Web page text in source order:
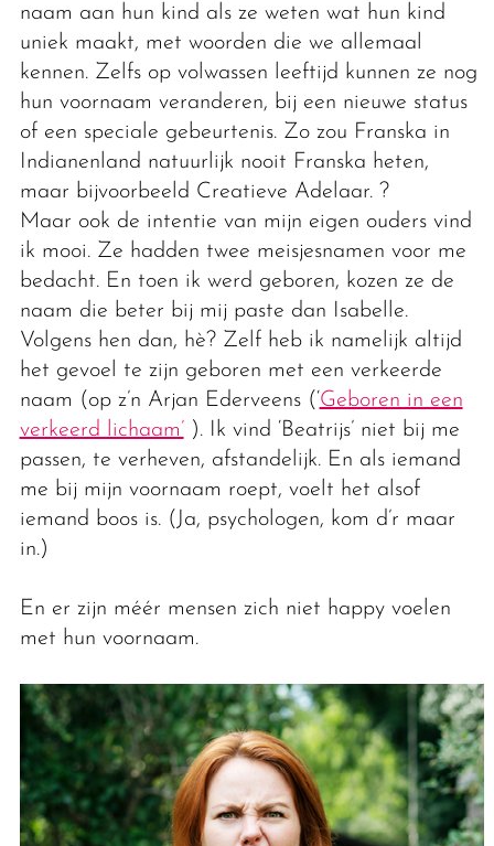
naam aan hun kind als ze weten wat hun kind
uniek maakt, met woorden die we allemaal
kennen. Zelfs op volwassen leeftijd kunnen ze nog
hun voornaam veranderen, bij een nieuwe status
of een speciale gebeurtenis. Zo zou Franska in
Indianenland natuurlijk nooit Franska heten,
maar bijvoorbeeld Creatieve Adelaar. ?
Maar ook de intentie van mijn eigen ouders vind
ik mooi. Ze hadden twee meisjesnamen voor me
bedacht. En toen ik werd geboren, kozen ze de
naam die beter bij mij paste dan Isabelle.
Volgens hen dan, hè? Zelf heb ik namelijk altijd
het gevoel te zijn geboren met een verkeerde
naam (op z’n Arjan Ederveens (‘Geboren in een
verkeerd lichaam’). Ik vind ‘Beatrijs’ niet bij me
passen, te verheven, afstandelijk. En als iemand
me bij mijn voornaam roept, voelt het alsof
iemand boos is. (Ja, psychologen, kom d’r maar
in.)
En er zijn méér mensen zich niet happy voelen
met hun voornaam.